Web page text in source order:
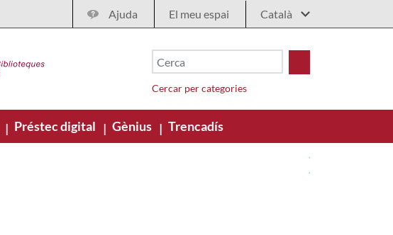
Ajuda El meu espai
Cercar per categories
| Préstec digital | Gènius | Trencadís